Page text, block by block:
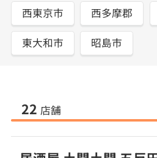
西東京市 西多摩郡
東大和市 昭島市
22 店舗